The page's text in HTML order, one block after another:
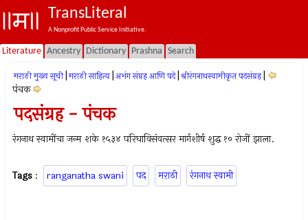
TransLiteral
A Nonprofit Public Service Initiative.
Literature Ancestry Dictionary Prashna Search
मराठी मुख्य सूची मराठी साहित्य अभंग संग्रह आणि पदे श्रीरंगनाथस्वामीकृत पदसंग्रह
पंचक
पदसंग्रह - पंचक
रंगनाथ स्वामींचा जन्म शके १५३४ परिघाविसंवत्सर मार्गशीर्ष शुद्ध १० रोजीं झाला.
Tags : ranganatha swani पद मराठी रंगनाथ स्वामी